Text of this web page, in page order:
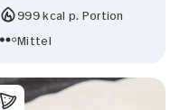
999 kcal p. Portion
Mittel